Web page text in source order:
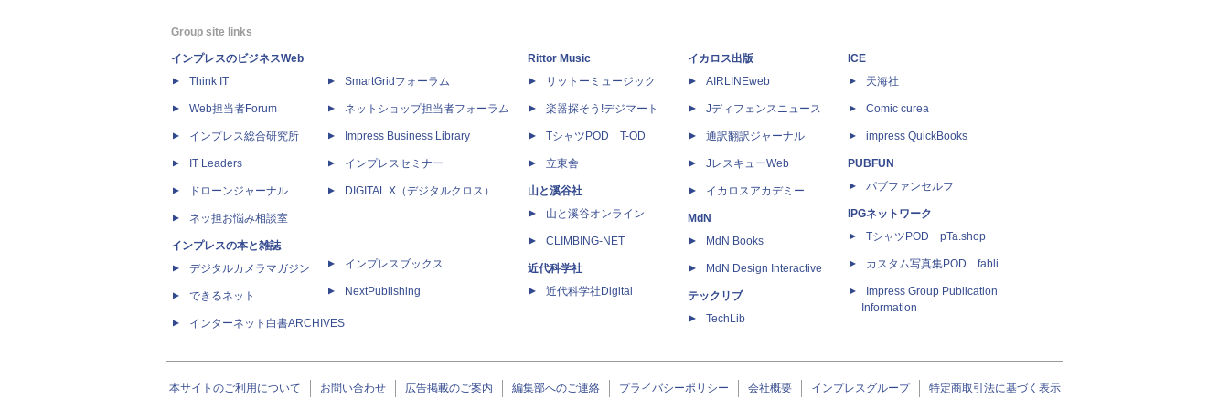
Group site links
インプレスのビジネスWeb
Think IT
Web担当者Forum
インプレス総合研究所
IT Leaders
ドローンジャーナル
ネッ担お悩み相談室
インプレスの本と雑誌
デジタルカメラマガジン
できるネット
インターネット白書ARCHIVES
SmartGridフォーラム
ネットショップ担当者フォーラム
Impress Business Library
インプレスセミナー
DIGITAL X（デジタルクロス）
インプレスブックス
NextPublishing
Rittor Music
リットーミュージック
楽器探そう!デジマート
TシャツPOD T-OD
立東舎
山と溪谷社
山と溪谷オンライン
CLIMBING-NET
近代科学社
近代科学社Digital
イカロス出版
AIRLINEweb
Jディフェンスニュース
通訳翻訳ジャーナル
JレスキューWeb
イカロスアカデミー
MdN
MdN Books
MdN Design Interactive
テックリブ
TechLib
ICE
天海社
Comic curea
impress QuickBooks
PUBFUN
パブファンセルフ
IPGネットワーク
TシャツPOD pTa.shop
カスタム写真集POD fabli
Impress Group Publication
Information
本サイトのご利用について お問い合わせ 広告掲載のご案内 編集部へのご連絡 プライバシーポリシー 会社概要 インプレスグループ 特定商取引法に基づく表示